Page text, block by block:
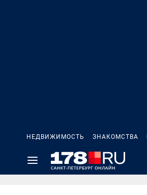
НЕДВИЖИМОСТЬ ЗНАКОМСТВА